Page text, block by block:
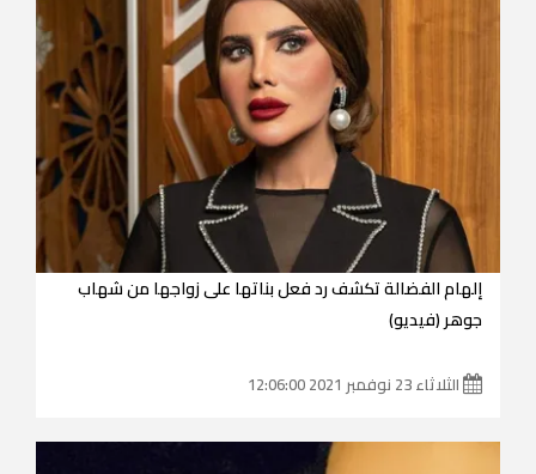
إلهام الفضالة تكشف رد فعل بناتها على زواجها من شهاب
جوهر (فيديو)
الثلاثاء 23 نوفمبر 2021 12:06:00